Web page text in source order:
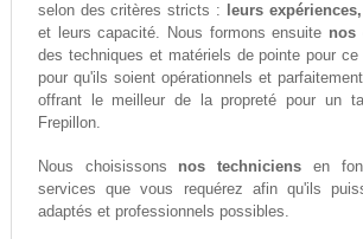
selon des critères stricts :
leurs
et leurs capacité. Nous formons ensuite nos
des techniques et matériels de pointe pour
pour qu'ils soient opérationnels et
offrant le meilleur de la propreté pour un
Frepillon.
Nous choisissons nos techniciens en
services que vous requérez afin qu'ils
adaptés et professionnels possibles.